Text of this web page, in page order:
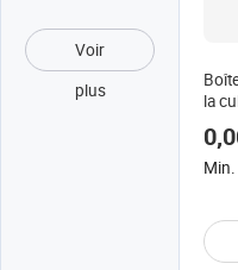
Voir
plus
la